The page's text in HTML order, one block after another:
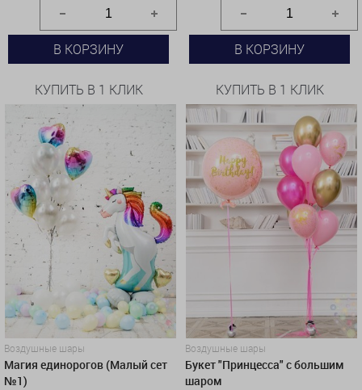
В КОРЗИНУ
КУПИТЬ В 1 КЛИК
В КОРЗИНУ
КУПИТЬ В 1 КЛИК
Воздушные шары
Магия единорогов (Малый сет
№1)
Воздушные шары
Букет "Принцесса" с большим
шаром